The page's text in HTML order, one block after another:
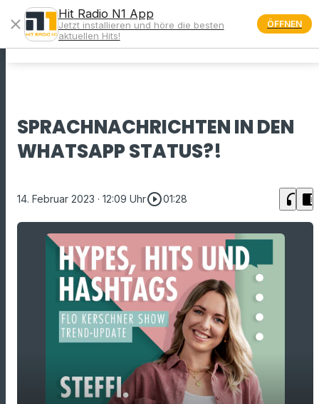
menu
SPRACHNACHRICHTEN IN DEN
WHATSAPP STATUS?!
14. Februar 2023 · 12:09 Uhrplay_circle_outline01:28 headphones chrome_reader_mode
close
Hit Radio N1 App
Jetzt installieren und höre die besten
aktuellen Hits!
ÖFFNEN